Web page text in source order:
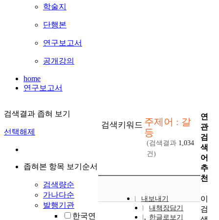
학술지
단행본
연구보고서
공개강의
home
연구보고서
검색결과 좁혀 보기
선택해제
좁혀본 항목 보기순서
검색량순
가나다순
발행기관
한국연
검색키워드 주제어 : 갈
등
(검색결과 1,034
건)
내보내기
내책장담기
한글로보기
연
관
검
색
어
추
천
이
검